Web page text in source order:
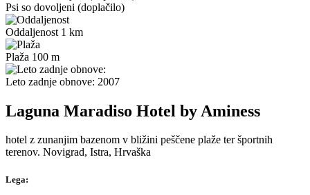
Psi so dovoljeni (doplačilo)
Oddaljenost 1 km
Plaža 100 m
Leto zadnje obnove: 2007
Laguna Maradiso Hotel by Aminess
hotel z zunanjim bazenom v bližini peščene plaže ter športnih
terenov. Novigrad, Istra, Hrvaška
Lega: